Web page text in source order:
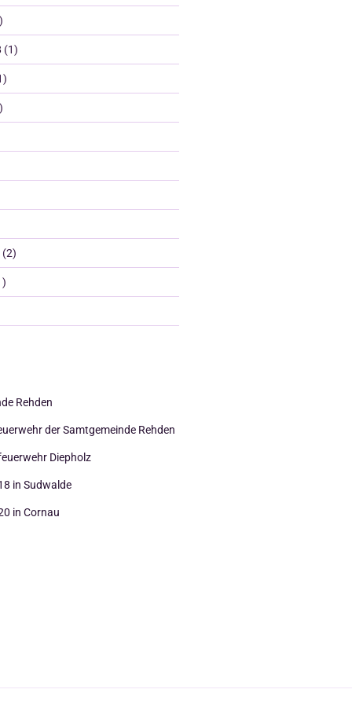
(1)
(2)
Rehden
der Samtgemeinde Rehden
Diepholz
in Sudwalde
in Cornau